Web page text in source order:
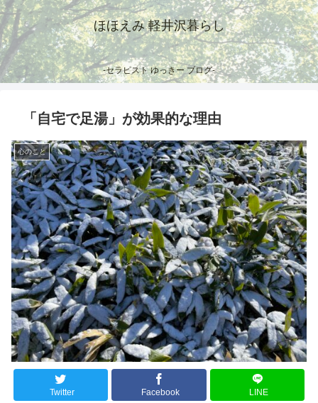
ほほえみ 軽井沢暮らし
-セラピスト ゆっきー ブログ-
「自宅で足湯」が効果的な理由
心のこと
Twitter Facebook LINE